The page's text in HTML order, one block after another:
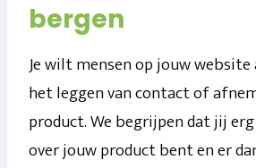
bergen
Je wilt mensen op jouw
het leggen van contact of
product. We begrijpen dat jij
over jouw product bent en er